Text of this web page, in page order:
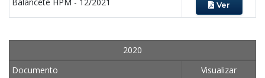
Ver
2020
Documento
Visualizar